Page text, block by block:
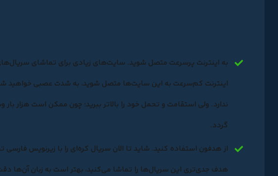
به اینترنت پرسرعت متصل شوید. سایت‌های زیادی برای تماشای
اینترنت کم‌سرعت به این سایت‌ها متصل شوید، به شدت عصبی خواهید شد.
ندارد. ولی استقامت و تحمل خود را بالاتر ببرید؛ چون ممکن است هزار
گردد.
از هدفون استفاده کنید. شاید تا الان سریال کره‌ای را با زیرنویس فارسی
هدف جدی‌تری این سریال‌ها را تماشا می‌کنید، بهتر است به زبان آن‌ها